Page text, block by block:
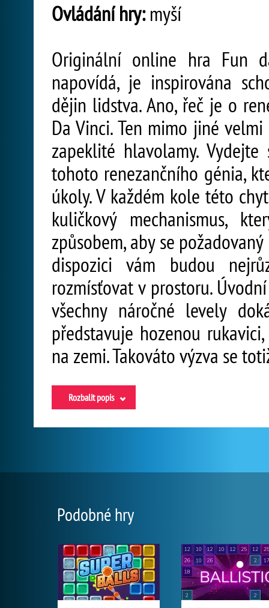
Ovládání hry:myší
Originální online hra Fun
napovídá, je inspirována
dějin lidstva. Ano, řeč je o
Da Vinci. Ten mimo jiné
zapeklité hlavolamy.
tohoto renezančního génia,
úkoly. V každém kole této
kuličkový mechanismus,
způsobem, aby se
dispozici vám budou
rozmísťovat v prostoru.
všechny náročné levely
představuje hozenou
na zemi. Takováto výzva se
Rozbalit popis
Podobné hry